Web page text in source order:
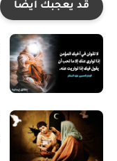
قد يعجبك ايضا